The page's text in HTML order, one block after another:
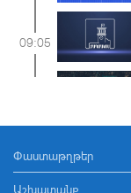
09:05
09:40
Փաստաթղթեր
Աշխատանք